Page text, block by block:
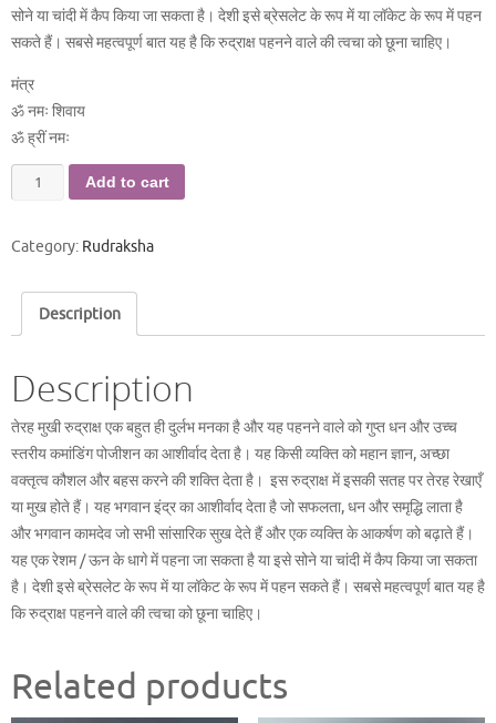
सोने या चांदी में कैप किया जा सकता है। देशी इसे ब्रेसलेट के रूप में या लॉकेट के रूप में पहन
सकते हैं। सबसे महत्वपूर्ण बात यह है कि रुद्राक्ष पहनने वाले की त्वचा को छूना चाहिए।
मंत्र
ॐ नमः शिवाय
ॐ ह्रीं नमः
मुखी
quantity
Add to cart
Category: Rudraksha
Description
Description
तेरह मुखी रुद्राक्ष एक बहुत ही दुर्लभ मनका है और यह पहनने वाले को गुप्त धन और उच्च
स्तरीय कमांडिंग पोजीशन का आशीर्वाद देता है। यह किसी व्यक्ति को महान ज्ञान, अच्छा
वक्तृत्व कौशल और बहस करने की शक्ति देता है। इस रुद्राक्ष में इसकी सतह पर तेरह रेखाएँ
या मुख होते हैं। यह भगवान इंद्र का आशीर्वाद देता है जो सफलता, धन और समृद्धि लाता है
और भगवान कामदेव जो सभी सांसारिक सुख देते हैं और एक व्यक्ति के आकर्षण को बढ़ाते हैं।
यह एक रेशम / ऊन के धागे में पहना जा सकता है या इसे सोने या चांदी में कैप किया जा सकता
है। देशी इसे ब्रेसलेट के रूप में या लॉकेट के रूप में पहन सकते हैं। सबसे महत्वपूर्ण बात यह है
कि रुद्राक्ष पहनने वाले की त्वचा को छूना चाहिए।
Related products